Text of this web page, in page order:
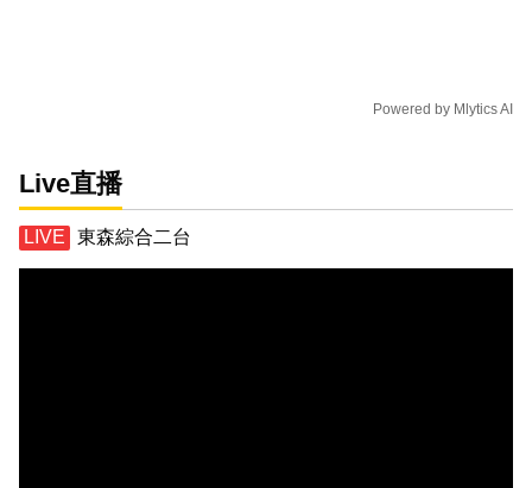
Powered by Mlytics AI
Live直播
東森綜合二台